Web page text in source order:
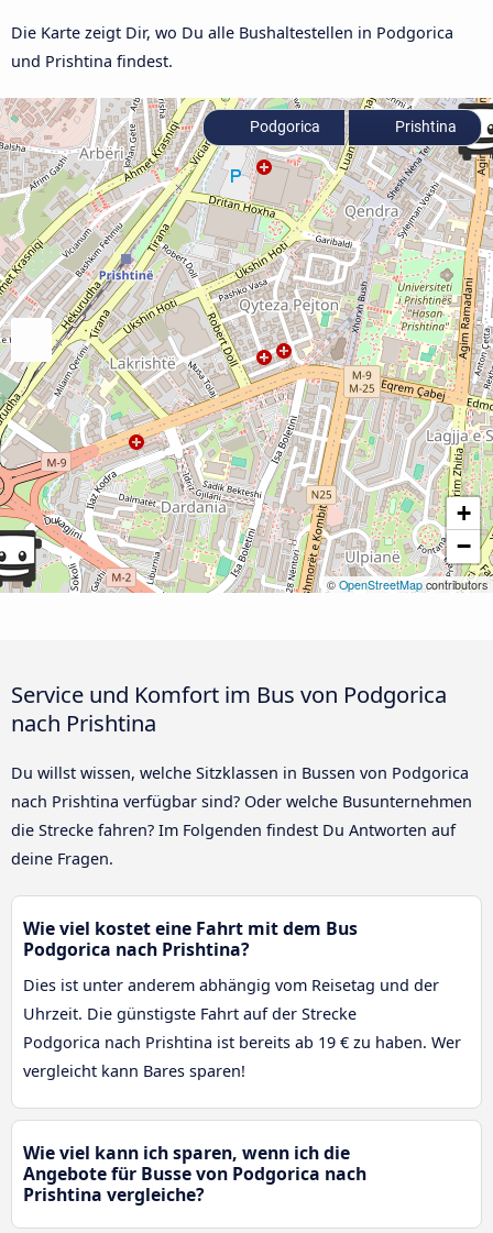
Die Karte zeigt Dir, wo Du alle Bushaltestellen in Podgorica
und Prishtina findest.
+
−
© OpenStreetMapcontributors
Podgorica Prishtina
Service und Komfort im Bus von Podgorica
nach Prishtina
Du willst wissen, welche Sitzklassen in Bussen von Podgorica
nach Prishtina verfügbar sind? Oder welche Busunternehmen
die Strecke fahren? Im Folgenden findest Du Antworten auf
deine Fragen.
Wie viel kostet eine Fahrt mit dem Bus
Podgorica nach Prishtina?
Dies ist unter anderem abhängig vom Reisetag und der
Uhrzeit. Die günstigste Fahrt auf der Strecke
Podgorica nach Prishtina ist bereits ab 19 € zu haben. Wer
vergleicht kann Bares sparen!
Wie viel kann ich sparen, wenn ich die
Angebote für Busse von Podgorica nach
Prishtina vergleiche?